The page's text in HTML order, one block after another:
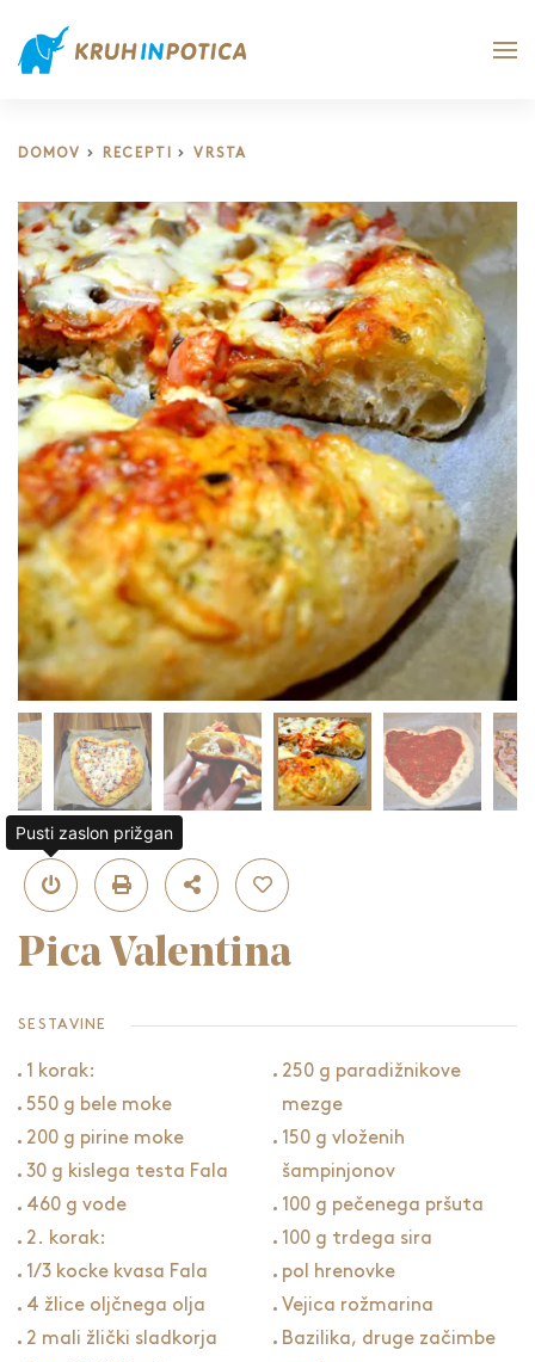
DOMOV RECEPTI VRSTA
Pica Valentina
SESTAVINE
1 korak:
550 g bele moke
200 g pirine moke
30 g kislega testa Fala
460 g vode
2. korak:
1/3 kocke kvasa Fala
4 žlice oljčnega olja
2 mali žlički sladkorja
250 g paradižnikove
mezge
150 g vloženih
šampinjonov
100 g pečenega pršuta
100 g trdega sira
pol hrenovke
Vejica rožmarina
Bazilika, druge začimbe
Pusti zaslon prižgan